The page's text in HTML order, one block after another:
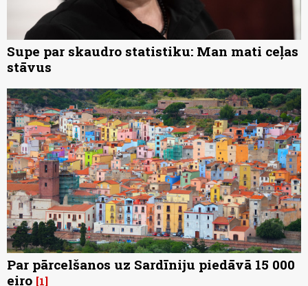
Supe par skaudro statistiku: Man mati ceļas
stāvus
Par pārcelšanos uz Sardīniju piedāvā 15 000
eiro 1